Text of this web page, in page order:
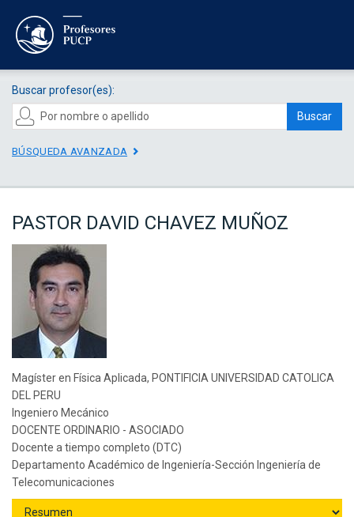
Buscar profesor(es):
Buscar
BÚSQUEDA AVANZADA
PASTOR DAVID CHAVEZ MUÑOZ
Magíster en Física Aplicada, PONTIFICIA UNIVERSIDAD CATOLICA
DEL PERU
Ingeniero Mecánico
DOCENTE ORDINARIO - ASOCIADO
Docente a tiempo completo (DTC)
Departamento Académico de Ingeniería-Sección Ingeniería de
Telecomunicaciones